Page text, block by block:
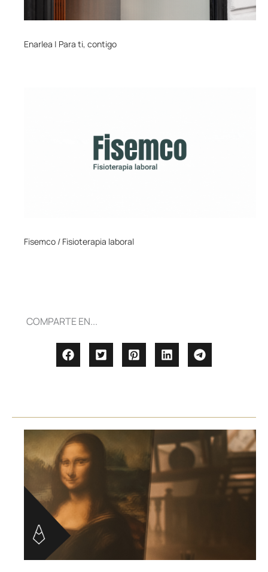
Enarlea | Para ti, contigo
Fisemco / Fisioterapia laboral
COMPARTE EN...